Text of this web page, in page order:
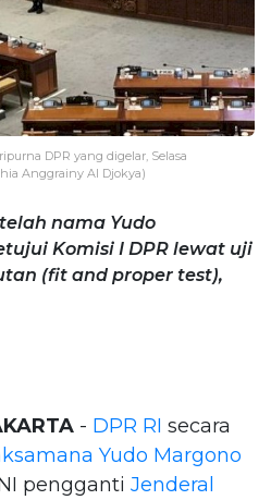
DPR yang digelar, Selasa
Anggrainy Al Djokya)
nama Yudo
Komisi I DPR lewat uji
(fit and proper test),
- DPR RI secara
Yudo Margono
pengganti Jenderal